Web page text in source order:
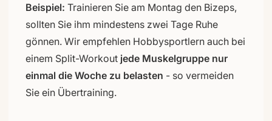
Beispiel: Trainieren Sie am Montag den Bizeps,
sollten Sie ihm mindestens zwei Tage Ruhe
gönnen. Wir empfehlen Hobbysportlern auch bei
einem Split-Workout jede Muskelgruppe nur
einmal die Woche zu belasten - so vermeiden
Sie ein Übertraining.